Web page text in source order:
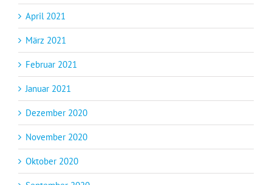
April 2021
März 2021
Februar 2021
Januar 2021
Dezember 2020
November 2020
Oktober 2020